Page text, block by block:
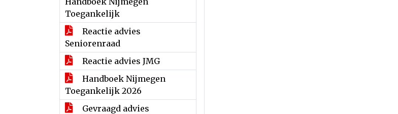
Toegankelijk
Reactie advies
Seniorenraad
Reactie advies JMG
Handboek Nijmegen
Toegankelijk 2026
Gevraagd advies